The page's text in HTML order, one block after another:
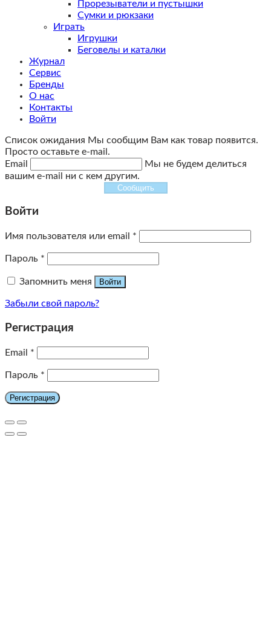
Прорезыватели и пустышки
Сумки и рюкзаки
Играть
Игрушки
Беговелы и каталки
Журнал
Сервис
Бренды
О нас
Контакты
Войти
Список ожидания Мы сообщим Вам как товар появится.
Просто оставьте e-mail.
Email
Мы не будем делиться
вашим e-mail ни с кем другим.
Сообщить
Войти
Имя пользователя или email *
Пароль *
Запомнить меня Войти
Забыли свой пароль?
Регистрация
Email *
Пароль *
Регистрация